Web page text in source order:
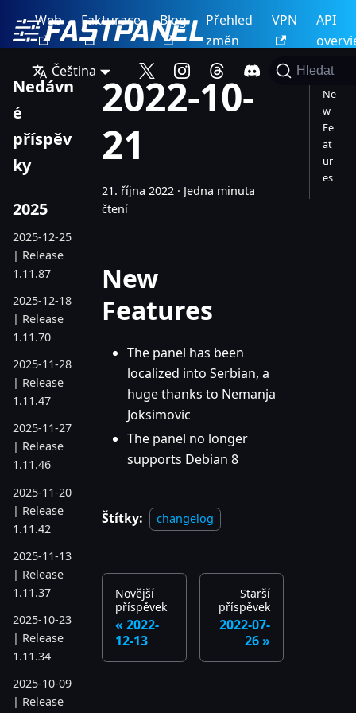
Web Fakturace Blog
Přehled
změn
VPN
API
Čeština
Hledat
Nedávn
é
příspěv
ky
2025
2025-12-25
| Release
1.11.87
2025-12-18
| Release
1.11.70
2025-11-28
| Release
1.11.47
2025-11-27
| Release
1.11.46
2025-11-20
| Release
1.11.42
2025-11-13
| Release
1.11.37
2025-10-23
| Release
1.11.34
2025-10-09
| Release
2022-10-
21
21. října 2022 · Jedna minuta
čtení
New
Features
The panel has been
localized into Serbian, a
huge thanks to Nemanja
Joksimovic
The panel no longer
supports Debian 8
Štítky: changelog
Novější
příspěvek
2022-
12-13
Starší
příspěvek
2022-07-
26
Ne
w
Fe
at
ur
es